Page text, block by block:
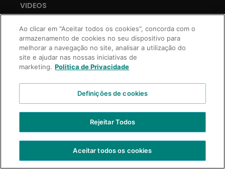
VIDEOS
CONTÁCTENOS
TRABAJE CON NOSOTROS
Desarrollo Prospecta Digital
Ao clicar em "Aceitar todos os cookies", concorda com o
armazenamento de cookies no seu dispositivo para
melhorar a navegação no site, analisar a utilização do
site e ajudar nas nossas iniciativas de
marketing. Politica de Privacidade
Definições de cookies
Rejeitar Todos
Aceitar todos os cookies